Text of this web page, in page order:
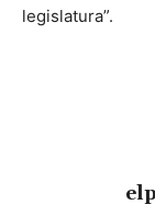
legislatura”.